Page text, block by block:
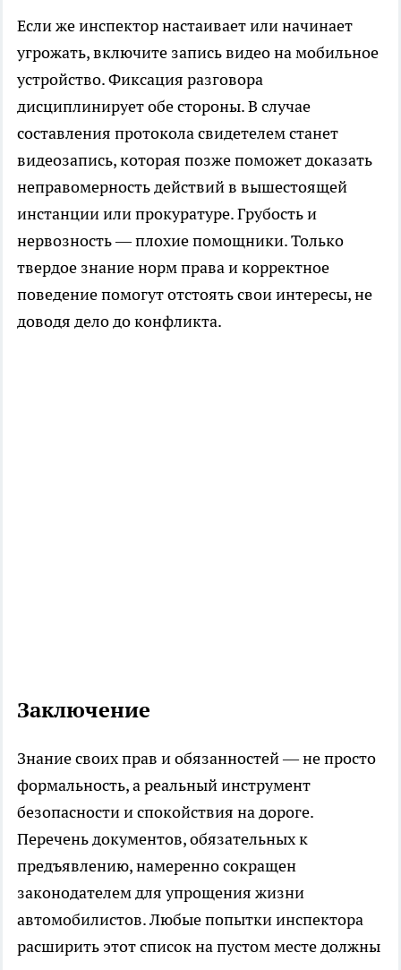
Если же инспектор настаивает или начинает
угрожать, включите запись видео на мобильное
устройство. Фиксация разговора
дисциплинирует обе стороны. В случае
составления протокола свидетелем станет
видеозапись, которая позже поможет доказать
неправомерность действий в вышестоящей
инстанции или прокуратуре. Грубость и
нервозность — плохие помощники. Только
твердое знание норм права и корректное
поведение помогут отстоять свои интересы, не
доводя дело до конфликта.
Заключение
Знание своих прав и обязанностей — не просто
формальность, а реальный инструмент
безопасности и спокойствия на дороге.
Перечень документов, обязательных к
предъявлению, намеренно сокращен
законодателем для упрощения жизни
автомобилистов. Любые попытки инспектора
расширить этот список на пустом месте должны